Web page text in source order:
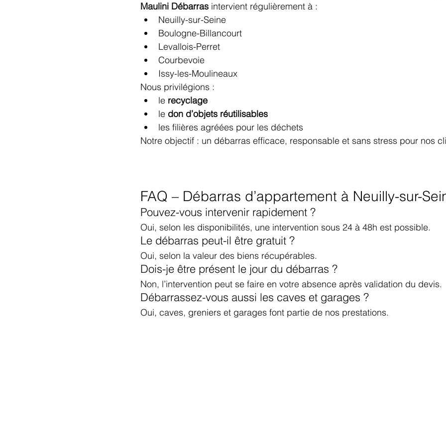
Maulini Débarras intervient régulièrement à :
Neuilly-sur-Seine
Boulogne-Billancourt
Levallois-Perret
Courbevoie
Issy-les-Moulineaux
Nous privilégions :
le recyclage
le don d’objets réutilisables
les filières agréées pour les déchets
Notre objectif : un débarras efficace, responsable et sans stress pour nos
FAQ – Débarras d’appartement à Neuilly-sur-
Pouvez-vous intervenir rapidement ?
Oui, selon les disponibilités, une intervention sous 24 à 48h est possible.
Le débarras peut-il être gratuit ?
Oui, selon la valeur des biens récupérables.
Dois-je être présent le jour du débarras ?
Non, l’intervention peut se faire en votre absence après validation du devis.
Débarrassez-vous aussi les caves et garages ?
Oui, caves, greniers et garages font partie de nos prestations.